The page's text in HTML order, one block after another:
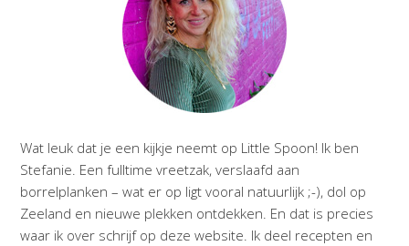
Wat leuk dat je een kijkje neemt op Little Spoon! Ik ben
Stefanie. Een fulltime vreetzak, verslaafd aan
borrelplanken – wat er op ligt vooral natuurlijk ;-), dol op
Zeeland en nieuwe plekken ontdekken. En dat is precies
waar ik over schrijf op deze website. Ik deel recepten en